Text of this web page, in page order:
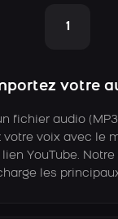
1
votre
fichier audio
votre voix avec le
YouTube.
les